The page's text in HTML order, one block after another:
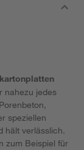
nahezu jedes
speziellen
hält verlässlich.
zum Beispiel für